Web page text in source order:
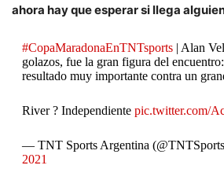
ahora hay que esperar si llega
#CopaMaradonaEnTNTsports| Alan
golazos, fue la gran figura del
resultado muy importante contra un
River ? Independiente pic.twitter.com/
— TNT Sports Argentina
2021